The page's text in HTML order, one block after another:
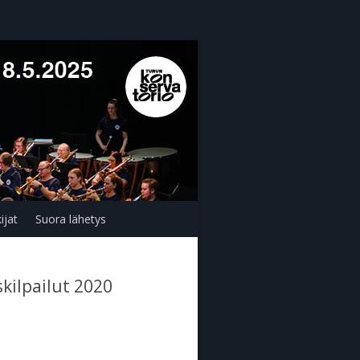
Suora lähetys
2020